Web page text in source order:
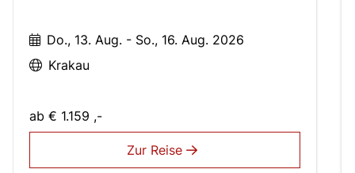
Do., 13. Aug. - So., 16. Aug. 2026
Krakau
ab € 1.159 ,-
Zur Reise